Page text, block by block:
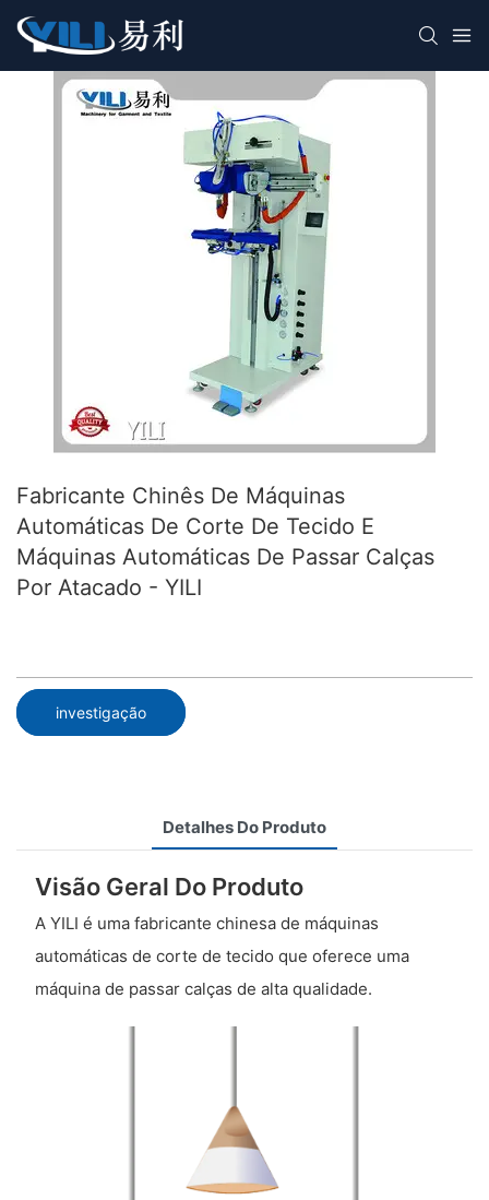
Fabricante Chinês De Máquinas
Automáticas De Corte De Tecido E
Máquinas Automáticas De Passar Calças
Por Atacado - YILI
investigação
Detalhes Do Produto
Visão Geral Do Produto
A YILI é uma fabricante chinesa de máquinas
automáticas de corte de tecido que oferece uma
máquina de passar calças de alta qualidade.